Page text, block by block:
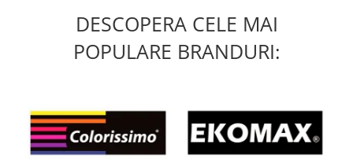
DESCOPERA CELE MAI
POPULARE BRANDURI: